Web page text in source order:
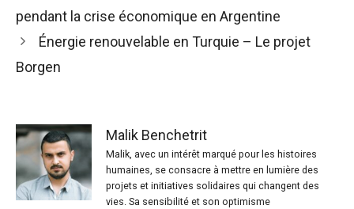
pendant la crise économique en Argentine
Énergie renouvelable en Turquie – Le projet
Borgen
Malik Benchetrit
Malik, avec un intérêt marqué pour les histoires
humaines, se consacre à mettre en lumière des
projets et initiatives solidaires qui changent des
vies. Sa sensibilité et son optimisme